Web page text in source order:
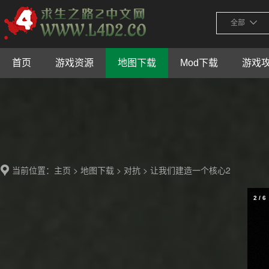
全部
首页 游戏资源 地图下载 Mod下载 游戏
当前位置： 主页 > 地图下载 > 对抗 > 让我们建造一个核心2
2 / 6